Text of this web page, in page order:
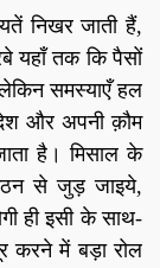
निखर जाती हैं,
यहाँ तक कि पैसों
समस्याएँ हल
और अपनी क़ौम
है। मिसाल के
से जुड़ जाइये,
ही इसी के साथ-
करने में बड़ा रोल